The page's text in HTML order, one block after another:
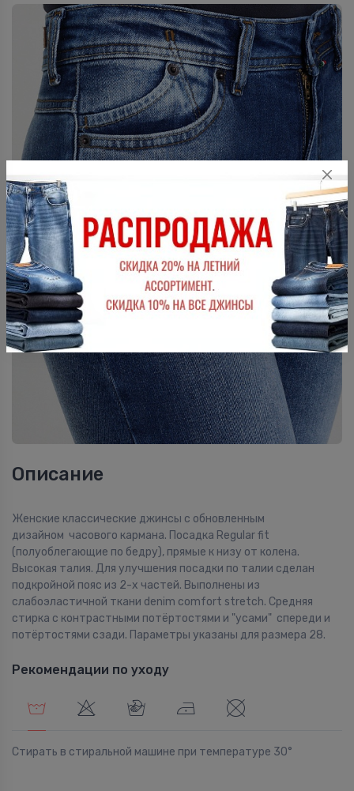
Описание
Женские классические джинсы с обновленным
дизайном часового кармана. Посадка Regular fit
(полуоблегающие по бедру), прямые к низу от колена.
Высокая талия. Для улучшения посадки по талии сделан
подкройной пояс из 2-х частей. Выполнены из
слабоэластичной ткани denim comfort stretch. Средняя
стирка с контрастными потёртостями и "усами" спереди и
потёртостями сзади. Параметры указаны для размера 28.
Рекомендации по уходу
Стирать в стиральной машине при температуре 30°